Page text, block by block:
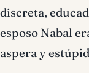
discreta,
esposo Nabal
aspera y